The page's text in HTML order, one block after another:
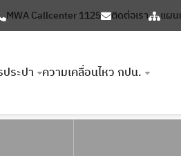
MWA Callcenter 1125 ติดต่อเรา แผน
ระปา ความเคลื่อนไหว กปน.